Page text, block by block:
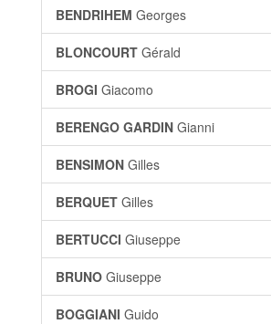
BENDRIHEM Georges
BLONCOURT Gérald
BROGI Giacomo
BERENGO GARDIN Gianni
BENSIMON Gilles
BERQUET Gilles
BERTUCCI Giuseppe
BRUNO Giuseppe
BOGGIANI Guido